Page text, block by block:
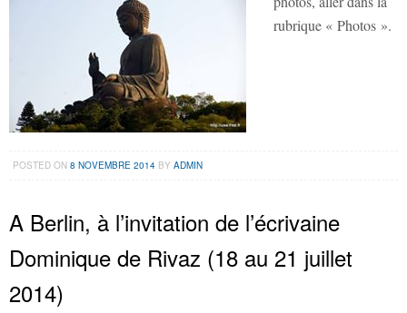
rubrique « Photos ».
POSTED ON8 NOVEMBRE 2014 BYADMIN
A Berlin, à l’invitation de l’écrivaine
Dominique de Rivaz (18 au 21 juillet
2014)